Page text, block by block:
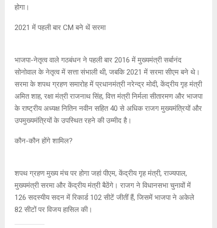
होगा।
2021 में पहली बार CM बने थें सरमा
भाजपा-नेतृत्व वाले गठबंधन ने पहली बार 2016 में मुख्यमंत्री सर्बानंद
सोनोवाल के नेतृत्व में सत्ता संभाली थी, जबकि 2021 में सरमा सीएम बने थे।
सरमा के शपथ ग्रहण समारोह में प्रधानमंत्री नरेन्द्र मोदी, केंद्रीय गृह मंत्री
अमित शाह, रक्षा मंत्री राजनाथ सिंह, वित्त मंत्री निर्मला सीतारमण और भाजपा
के राष्ट्रीय अध्यक्ष नितिन नवीन सहित 40 से अधिक राजग मुख्यमंत्रियों और
उपमुख्यमंत्रियों के उपस्थित रहने की उम्मीद है।
कौन-कौन होंगे शामिल?
शपथ ग्रहण मुख्य मंच पर होगा जहां पीएम, केंद्रीय गृह मंत्री, राज्यपाल,
मुख्यमंत्री सरमा और केंद्रीय मंत्री बैठेंगे। राजग ने विधानसभा चुनावों में
126 सदस्यीय सदन में रिकार्ड 102 सीटें जीतीं हैं, जिसमें भाजपा ने अकेले
82 सीटों पर विजय हासिल की।